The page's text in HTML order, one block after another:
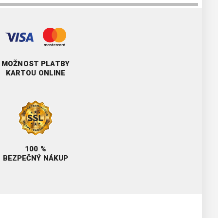
MOŽNOST PLATBY
KARTOU ONLINE
100 %
BEZPEČNÝ NÁKUP